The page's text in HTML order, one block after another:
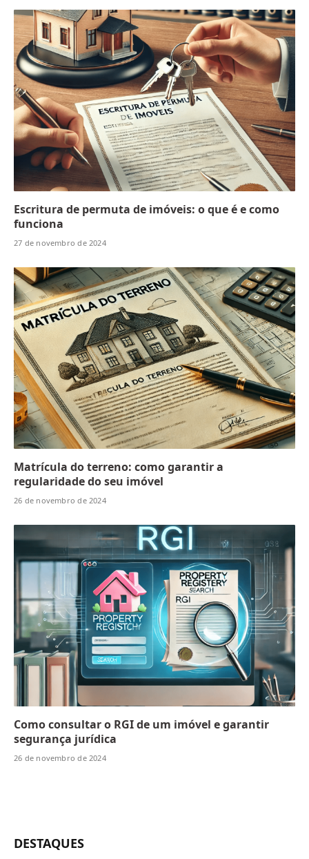
Escritura de permuta de imóveis: o que é e como
funciona
27 de novembro de 2024
Matrícula do terreno: como garantir a
regularidade do seu imóvel
26 de novembro de 2024
Como consultar o RGI de um imóvel e garantir
segurança jurídica
26 de novembro de 2024
DESTAQUES